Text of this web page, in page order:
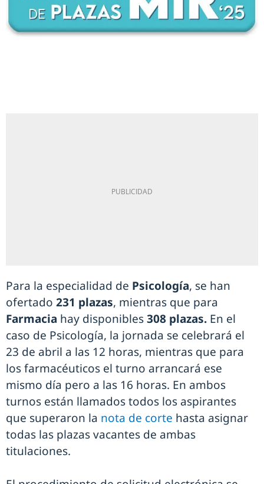
Para la especialidad de Psicología, se han
ofertado 231 plazas, mientras que para
Farmacia hay disponibles308 plazas. En el
caso de Psicología, la jornada se celebrará el
23 de abril a las 12 horas, mientras que para
los farmacéuticos el turno arrancará ese
mismo día pero a las 16 horas. En ambos
turnos están llamados todos los aspirantes
que superaron la nota de corte hasta asignar
todas las plazas vacantes de ambas
titulaciones.